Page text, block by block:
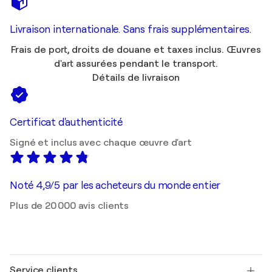
Livraison internationale. Sans frais supplémentaires.
Frais de port, droits de douane et taxes inclus. Œuvres
d'art assurées pendant le transport.
Détails de livraison
Certificat d'authenticité
Signé et inclus avec chaque œuvre d'art
Noté 4,9/5 par les acheteurs du monde entier
Plus de 20 000 avis clients